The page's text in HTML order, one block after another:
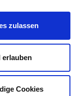
zulassen
erlauben
Cookies